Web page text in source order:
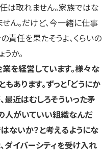
は取れません。家族ではな
ん。だけど、今一緒に仕事
責任を果たそうよ、くらいの
か。
を経営しています。様々な
あります。ずっと「どうにか
最近はむしろそういった矛
人がいていい組織なんだ
ないか？と考えるようにな
ダイバーシティを受け入れ